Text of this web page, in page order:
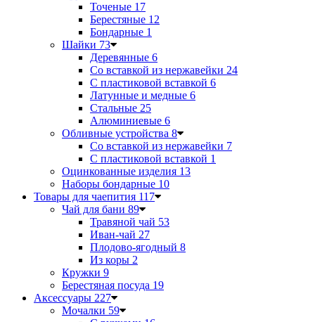
Точеные 17
Берестяные 12
Бондарные 1
Шайки 73
Деревянные 6
Со вставкой из нержавейки 24
С пластиковой вставкой 6
Латунные и медные 6
Стальные 25
Алюминиевые 6
Обливные устройства 8
Со вставкой из нержавейки 7
С пластиковой вставкой 1
Оцинкованные изделия 13
Наборы бондарные 10
Товары для чаепития 117
Чай для бани 89
Травяной чай 53
Иван-чай 27
Плодово-ягодный 8
Из коры 2
Кружки 9
Берестяная посуда 19
Аксессуары 227
Мочалки 59